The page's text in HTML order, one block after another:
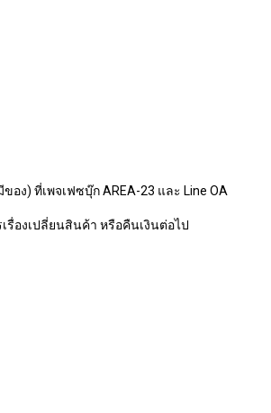
ง) ที่เพจเฟซบุ๊ก AREA-23 และ Line OA
รื่องเปลี่ยนสินค้า หรือคืนเงินต่อไป